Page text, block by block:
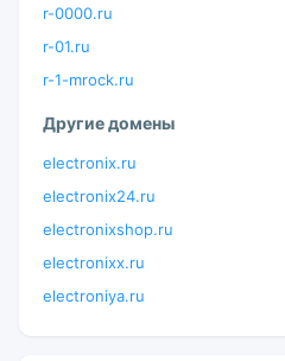
r-0000.ru
r-01.ru
r-1-mrock.ru
Другие домены
electronix.ru
electronix24.ru
electronixshop.ru
electronixx.ru
electroniya.ru